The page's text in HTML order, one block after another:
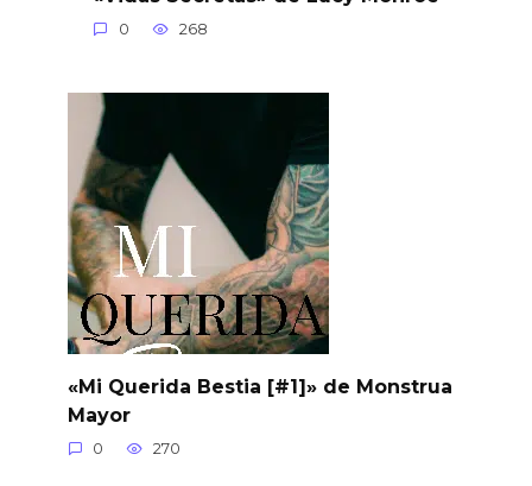
0 268
«Mi Querida Bestia [#1]» de Monstrua
Mayor
0 270